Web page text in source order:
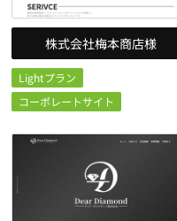
株式会社梅本商店様
Lightプラン
コーポレートサイト